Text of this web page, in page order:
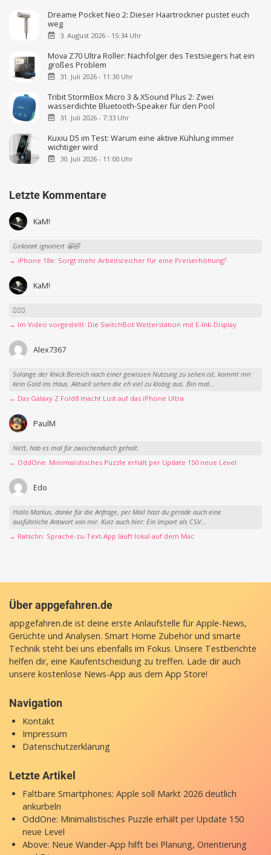
Dreame Pocket Neo 2: Dieser Haartrockner pustet euch
weg
3. August 2026 - 15:34 Uhr
Mova Z70 Ultra Roller: Nachfolger des Testsiegers hat ein
großes Problem
31. Juli 2026 - 11:30 Uhr
Tribit StormBox Micro 3 & XSound Plus 2: Zwei
wasserdichte Bluetooth-Speaker für den Pool
31. Juli 2026 - 7:33 Uhr
Kuxiu D5 im Test: Warum eine aktive Kühlung immer
wichtiger wird
30. Juli 2026 - 11:00 Uhr
Letzte Kommentare
KaM!
Gekonnt ignoriert 😬🤣
→ iPhone 18e: Sorgt mehr Arbeitsreicher für eine Preiserhöhung?
KaM!
👍🏻🤣
→ Im Video vorgestellt: Die SwitchBot Wetterstation mit E-Ink-Display
Alex7367
Solange der Knick Bereich nach einer gewissen Nutzung zu sehen ist, kommt mir
kein Gold ins Haus. Aktuell sehen die eh viel zu klobig aus. Bin mal...
→ Das Galaxy Z Fold8 macht Lust auf das iPhone Ultra
PaulM
Nett, hab es mal für zwischendurch geholt.
→ OddOne: Minimalistisches Puzzle erhält per Update 150 neue Level
Edo
Hallo Markus, danke für die Anfrage, per Mail hast du gerade auch eine
ausführliche Antwort von mir. Kurz auch hier: Ein Import als CSV...
→ Ratschn: Sprache-zu-Text-App läuft lokal auf dem Mac
Über appgefahren.de
appgefahren.de ist deine erste Anlaufstelle für Apple-News,
Gerüchte und Analysen. Smart Home Zubehör und smarte
Technik steht bei uns ebenfalls im Fokus. Unsere Testberichte
helfen dir, eine Kaufentscheidung zu treffen. Lade dir auch
unsere kostenlose News-App aus dem App Store!
Navigation
Kontakt
Impressum
Datenschutzerklärung
Letzte Artikel
Faltbare Smartphones: Apple soll Markt 2026 deutlich
ankurbeln
OddOne: Minimalistisches Puzzle erhält per Update 150
neue Level
Above: Neue Wander-App hilft bei Planung, Orientierung